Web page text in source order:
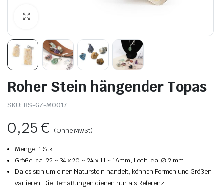
Roher Stein hängender Topas
SKU: BS-GZ-M0017
0,25€ (Ohne MwSt)
Menge: 1 Stk.
Größe: ca. 22 ~ 34 x 20 ~ 24 x 11 ~ 16mm, Loch: ca. ∅ 2 mm
Da es sich um einen Naturstein handelt, können Formen und Größen
variieren. Die Bemaßungen dienen nur als Referenz.